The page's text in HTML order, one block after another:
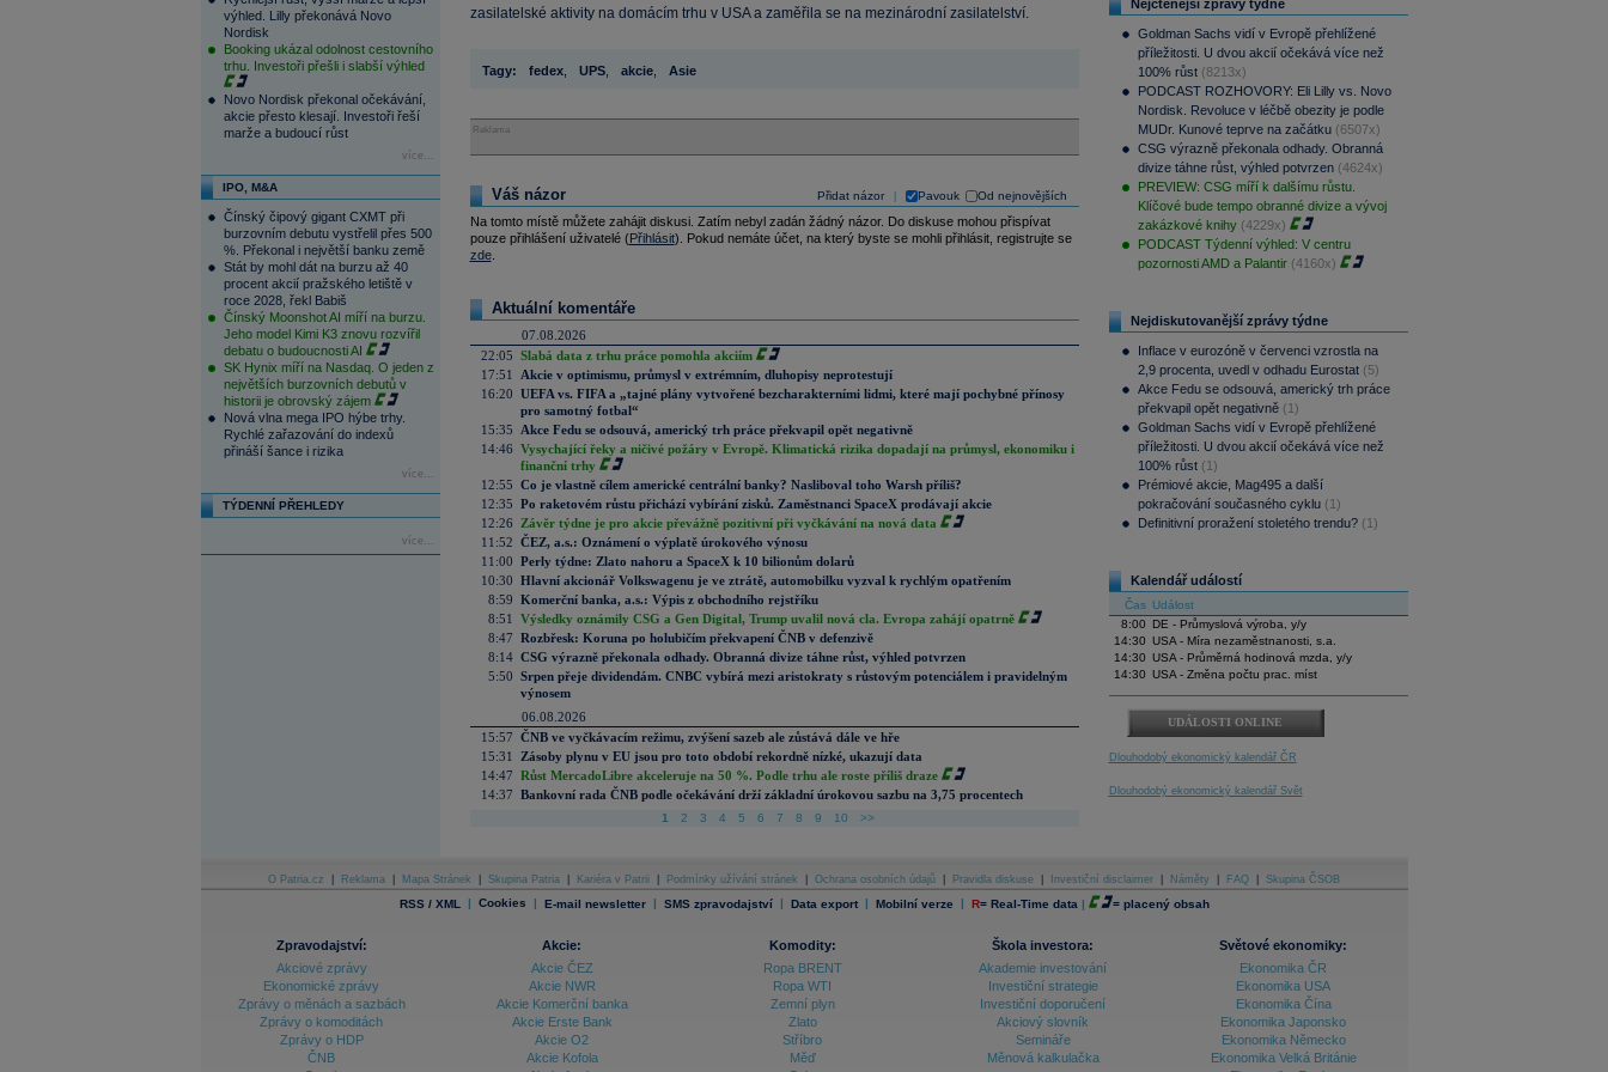
výhled. Lilly překonává Novo
Nordisk
Booking ukázal odolnost cestovního
trhu. Investoři přešli i slabší výhled
Novo Nordisk překonal očekávání,
akcie přesto klesají. Investoři řeší
marže a budoucí růst
více...
IPO, M&A
Čínský čipový gigant CXMT při
burzovním debutu vystřelil přes 500
%. Překonal i největší banku země
Stát by mohl dát na burzu až 40
procent akcií pražského letiště v
roce 2028, řekl Babiš
Čínský Moonshot AI míří na burzu.
Jeho model Kimi K3 znovu rozvířil
debatu o budoucnosti AI
SK Hynix míří na Nasdaq. O jeden z
největších burzovních debutů v
historii je obrovský zájem
Nová vlna mega IPO hýbe trhy.
Rychlé zařazování do indexů
přináší šance i rizika
více...
TÝDENNÍ PŘEHLEDY
více...
zasilatelské aktivity na domácím trhu v USA a zaměřila se na mezinárodní zasilatelství.
Tagy: fedex, UPS, akcie, Asie
Reklama
Přidat názor Pavouk Od nejnovějších
Váš názor
Na tomto místě můžete zahájit diskusi. Zatím nebyl zadán žádný názor. Do diskuse mohou přispívat
pouze přihlášení uživatelé (Přihlásit). Pokud nemáte účet, na který byste se mohli přihlásit, registrujte se
zde.
Aktuální komentáře
07.08.2026
22:05 Slabá data z trhu práce pomohla akciím
17:51
Akcie v optimismu, průmysl v extrémním, dluhopisy neprotestují
16:20 UEFA vs. FIFA a „tajné plány vytvořené bezcharakterními lidmi, které mají pochybné přínosy
pro samotný fotbal“
15:35
Akce Fedu se odsouvá, americký trh práce překvapil opět negativně
14:46 Vysychající řeky a ničivé požáry v Evropě. Klimatická rizika dopadají na průmysl, ekonomiku i
finanční trhy
12:55 Co je vlastně cílem americké centrální banky? Nasliboval toho Warsh příliš?
12:35 Po raketovém růstu přichází vybírání zisků. Zaměstnanci SpaceX prodávají akcie
12:26
Závěr týdne je pro akcie převážně pozitivní při vyčkávání na nová data
11:52 ČEZ, a.s.: Oznámení o výplatě úrokového výnosu
11:00 Perly týdne: Zlato nahoru a SpaceX k 10 bilionům dolarů
10:30 Hlavní akcionář Volkswagenu je ve ztrátě, automobilku vyzval k rychlým opatřením
8:59 Komerční banka, a.s.: Výpis z obchodního rejstříku
8:51
Výsledky oznámily CSG a Gen Digital, Trump uvalil nová cla. Evropa zahájí opatrně
8:47 Rozbřesk: Koruna po holubičím překvapení ČNB v defenzivě
8:14 CSG výrazně překonala odhady. Obranná divize táhne růst, výhled potvrzen
5:50 Srpen přeje dividendám. CNBC vybírá mezi aristokraty s růstovým potenciálem i pravidelným
výnosem
06.08.2026
15:57 ČNB ve vyčkávacím režimu, zvýšení sazeb ale zůstává dále ve hře
15:31
Zásoby plynu v EU jsou pro toto období rekordně nízké, ukazují data
14:47 Růst MercadoLibre akceleruje na 50 %. Podle trhu ale roste příliš draze
14:37 Bankovní rada ČNB podle očekávání drží základní úrokovou sazbu na 3,75 procentech
1 2 3 4 5 6 7 8 9 10 >>
Nejčtenější zprávy týdne
Goldman Sachs vidí v Evropě přehlížené
příležitosti. U dvou akcií očekává více než
100% růst (8213x)
PODCAST ROZHOVORY: Eli Lilly vs. Novo
Nordisk. Revoluce v léčbě obezity je podle
MUDr. Kunové teprve na začátku (6507x)
CSG výrazně překonala odhady. Obranná
divize táhne růst, výhled potvrzen (4624x)
PREVIEW: CSG míří k dalšímu růstu.
Klíčové bude tempo obranné divize a vývoj
zakázkové knihy (4229x)
PODCAST Týdenní výhled: V centru
pozornosti AMD a Palantir (4160x)
Nejdiskutovanější zprávy týdne
Inflace v eurozóně v červenci vzrostla na
2,9 procenta, uvedl v odhadu Eurostat (5)
Akce Fedu se odsouvá, americký trh práce
překvapil opět negativně (1)
Goldman Sachs vidí v Evropě přehlížené
příležitosti. U dvou akcií očekává více než
100% růst (1)
Prémiové akcie, Mag495 a další
pokračování současného cyklu (1)
Definitivní proražení stoletého trendu? (1)
Kalendář událostí
Čas Událost
8:00
DE - Průmyslová výroba, y/y
14:30 USA - Míra nezaměstnanosti, s.a.
14:30 USA - Průměrná hodinová mzda, y/y
14:30 USA - Změna počtu prac. míst
UDÁLOSTI ONLINE
Dlouhodobý ekonomický kalendář ČR
Dlouhodobý ekonomický kalendář Svět
O Patria.cz Reklama Mapa Stránek Skupina Patria Kariéra v Patrii Podmínky užívání stránek Ochrana osobních údajů Pravidla diskuse Investiční disclaimer Náměty FAQ Skupina ČSOB
RSS / XML | Cookies | E-mail newsletter | SMS zpravodajství | Data export | Mobilní verze | R= Real-Time data | = placený obsah
Zpravodajství:
Akciové zprávy
Ekonomické zprávy
Zprávy o měnách a sazbách
Zprávy o komoditách
Zprávy o HDP
ČNB
Akcie:
Akcie ČEZ
Akcie NWR
Akcie Komerční banka
Akcie Erste Bank
Akcie O2
Akcie Kofola
Komodity:
Ropa BRENT
Ropa WTI
Zemní plyn
Zlato
Stříbro
Měď
Škola investora:
Akademie investování
Investiční strategie
Investiční doporučení
Akciový slovník
Semináře
Měnová kalkulačka
Světové ekonomiky:
Ekonomika ČR
Ekonomika USA
Ekonomika Čína
Ekonomika Japonsko
Ekonomika Německo
Ekonomika Velká Británie